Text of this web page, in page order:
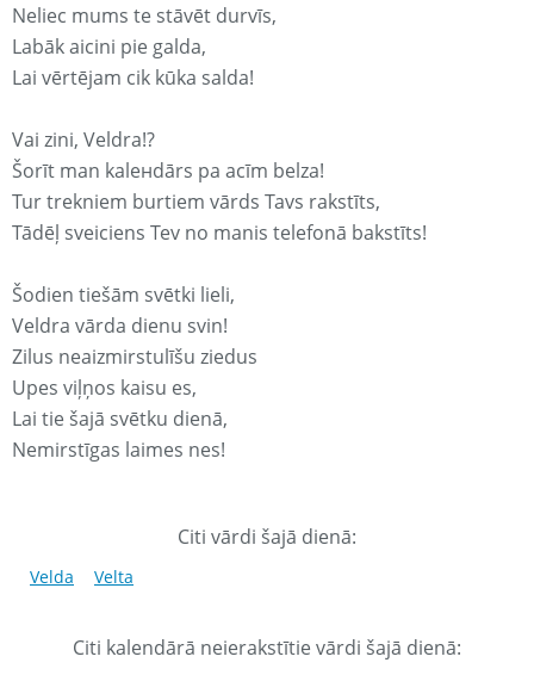
Neliec mums te stāvēt durvīs,
Labāk aicini pie galda,
Lai vērtējam cik kūka salda!
Vai zini, Veldra!?
Šorīt man kaleнdārs pa acīm belza!
Tur trekniem burtiem vārds Tavs rakstīts,
Tādēļ sveiciens Tev no manis telefonā bakstīts!
Šodien tiešām svētki lieli,
Veldra vārda dienu svin!
Zilus neaizmirstulīšu ziedus
Upes viļņos kaisu es,
Lai tie šajā svētku dienā,
Nemirstīgas laimes nes!
Citi vārdi šajā dienā:
Velda Velta
Citi kalendārā neierakstītie vārdi šajā dienā: